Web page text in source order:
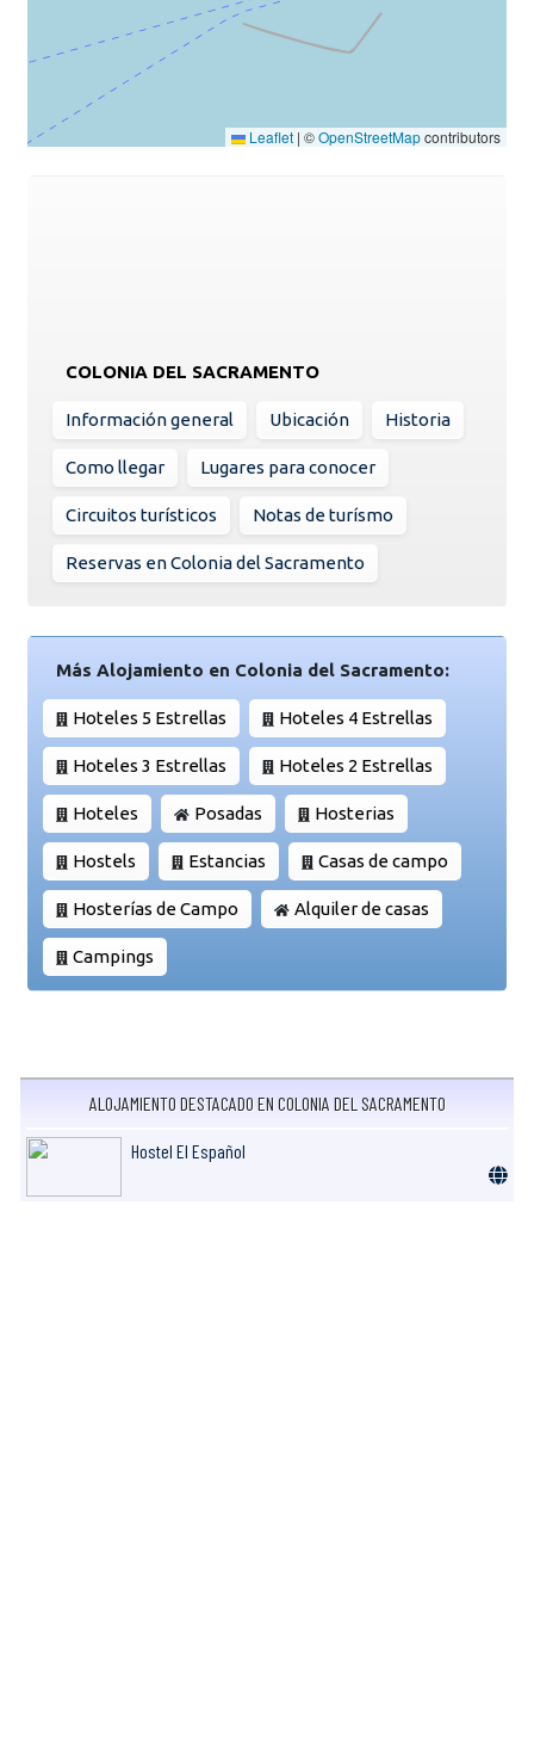
Leaflet | ©OpenStreetMapcontributors
COLONIA DEL SACRAMENTO
Información general Ubicación Historia
Como llegar Lugares para conocer
Circuitos turísticos Notas de turísmo
Reservas en Colonia del Sacramento
Más Alojamiento en Colonia del Sacramento:
Hoteles 5 Estrellas Hoteles 4 Estrellas
Hoteles 3 Estrellas Hoteles 2 Estrellas
Hoteles Posadas Hosterias
Hostels Estancias Casas de campo
Hosterías de Campo Alquiler de casas
Campings
ALOJAMIENTO DESTACADO EN COLONIA DEL SACRAMENTO
Hostel El Español